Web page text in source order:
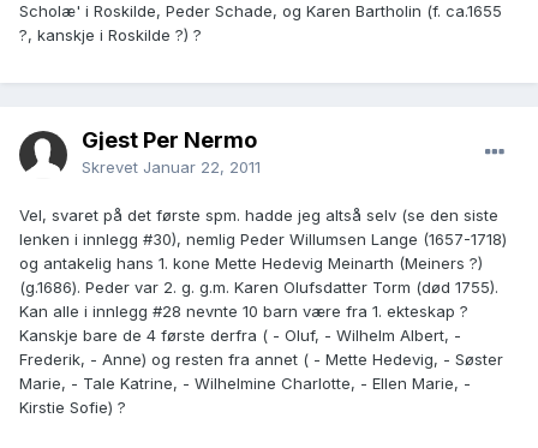
Scholæ' i Roskilde, Peder Schade, og Karen Bartholin (f. ca.1655
?, kanskje i Roskilde ?) ?
Gjest Per Nermo
Skrevet Januar 22, 2011
Vel, svaret på det første spm. hadde jeg altså selv (se den siste
lenken i innlegg #30), nemlig Peder Willumsen Lange (1657-1718)
og antakelig hans 1. kone Mette Hedevig Meinarth (Meiners ?)
(g.1686). Peder var 2. g. g.m. Karen Olufsdatter Torm (død 1755).
Kan alle i innlegg #28 nevnte 10 barn være fra 1. ekteskap ?
Kanskje bare de 4 første derfra ( - Oluf, - Wilhelm Albert, -
Frederik, - Anne) og resten fra annet ( - Mette Hedevig, - Søster
Marie, - Tale Katrine, - Wilhelmine Charlotte, - Ellen Marie, -
Kirstie Sofie) ?